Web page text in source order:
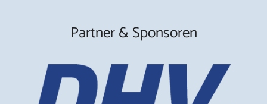
Partner & Sponsoren